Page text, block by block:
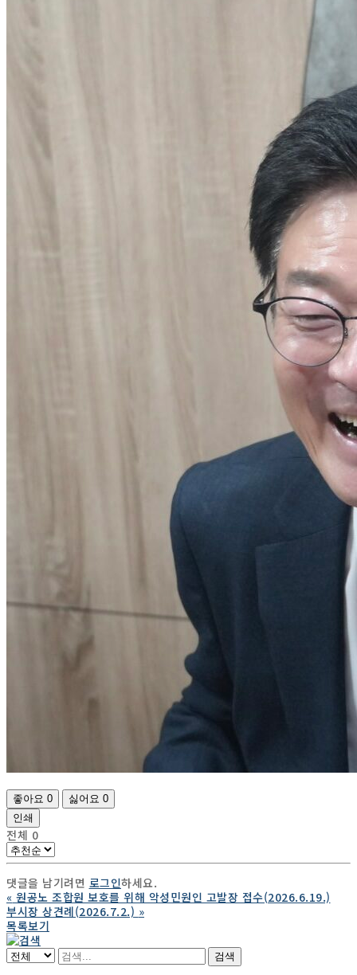
좋아요 0 싫어요 0
인쇄
전체 0
댓글을 남기려면 로그인하세요.
« 원공노 조합원 보호를 위해 악성민원인 고발장 접수(2026.6.19.)
부시장 상견례(2026.7.2.) »
목록보기
검색